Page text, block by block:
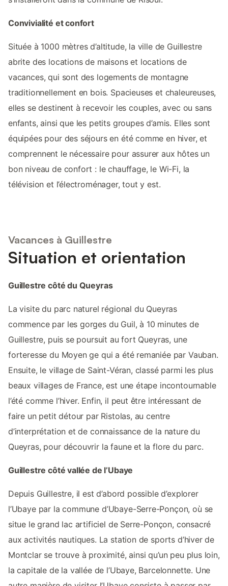
Convivialité et confort
Située à 1000 mètres d’altitude, la ville de Guillestre
abrite des locations de maisons et locations de
vacances, qui sont des logements de montagne
traditionnellement en bois. Spacieuses et chaleureuses,
elles se destinent à recevoir les couples, avec ou sans
enfants, ainsi que les petits groupes d’amis. Elles sont
équipées pour des séjours en été comme en hiver, et
comprennent le nécessaire pour assurer aux hôtes un
bon niveau de confort : le chauffage, le Wi-Fi, la
télévision et l’électroménager, tout y est.
Vacances à Guillestre
Situation et orientation
Guillestre côté du Queyras
La visite du parc naturel régional du Queyras
commence par les gorges du Guil, à 10 minutes de
Guillestre, puis se poursuit au fort Queyras, une
forteresse du Moyen ge qui a été remaniée par Vauban.
Ensuite, le village de Saint-Véran, classé parmi les plus
beaux villages de France, est une étape incontournable
l’été comme l’hiver. Enfin, il peut être intéressant de
faire un petit détour par Ristolas, au centre
d’interprétation et de connaissance de la nature du
Queyras, pour découvrir la faune et la flore du parc.
Guillestre côté vallée de l’Ubaye
Depuis Guillestre, il est d’abord possible d’explorer
l’Ubaye par la commune d’Ubaye-Serre-Ponçon, où se
situe le grand lac artificiel de Serre-Ponçon, consacré
aux activités nautiques. La station de sports d’hiver de
Montclar se trouve à proximité, ainsi qu’un peu plus loin,
la capitale de la vallée de l’Ubaye, Barcelonnette. Une